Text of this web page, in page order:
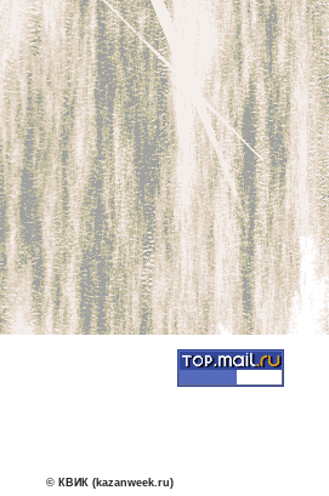
© КВИК (kazanweek.ru)